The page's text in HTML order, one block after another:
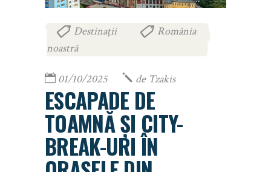
Destinații
România
noastră
01/10/2025 de Tzakis
ESCAPADE DE
TOAMNĂ ȘI CITY-
BREAK-URI ÎN